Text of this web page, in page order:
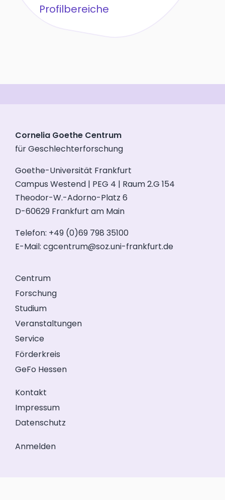
Profilbereiche
Cornelia Goethe Centrum
für Geschlechterforschung
Goethe-Universität Frankfurt
Campus Westend | PEG 4 | Raum 2.G 154
Theodor-W.-Adorno-Platz 6
D-60629 Frankfurt am Main
Telefon: +49 (0)69 798 35100
E-Mail: cgcentrum@soz.uni-frankfurt.de
Centrum
Forschung
Studium
Veranstaltungen
Service
Förderkreis
GeFo Hessen
Kontakt
Impressum
Datenschutz
Anmelden